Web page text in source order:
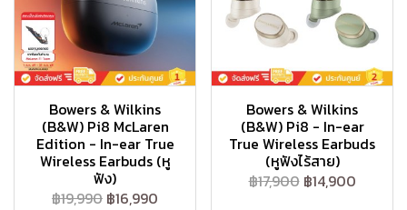
Bowers & Wilkins
(B&W) Pi8 McLaren
Edition - In-ear True
Wireless Earbuds (หู
ฟัง)
฿19,990 ฿16,990
Bowers & Wilkins
(B&W) Pi8 - In-ear
True Wireless Earbuds
(หูฟังไร้สาย)
฿17,900 ฿14,900